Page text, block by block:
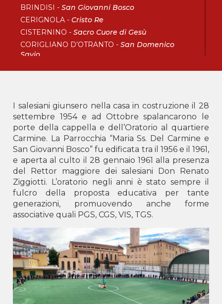
BRINDISI -San Giovanni Bosco
CERIGNOLA -Cristo Re
CISTERNINO -Sacro Cuore di Gesù
CORIGLIANO D’OTRANTO -San Domenico
Savio
TARANTO - San Giovanni Bosco
Calabria
BOVA MARINA -Don Bosco
CORIGLIANO ROSSANO -Maria Ausiliatrice
LOCRI -San Giovanni Bosco
SOVERATO - Beato Michele Rua
VIBO VALENTIA -Santa Maria del Soccorso
Delegazione AKM
Albania
LUSHNJË -Shën Pjetri dhe Pali
SCUTARI -B.V. Buon Consiglio
TIRANA -San Giovanni Bosco
Kosovo
I salesiani giunsero nella casa in costruzione il 28
settembre 1954 e ad Ottobre spalancarono le
porte della cappella e dell’Oratorio al quartiere
Carmine. La Parrocchia “Maria Ss. Del Carmine e
San Giovanni Bosco” fu edificata tra il 1956 e il 1961,
e aperta al culto il 28 gennaio 1961 alla presenza
del Rettor maggiore dei salesiani Don Renato
Ziggiotti. L’oratorio negli anni è stato sempre il
fulcro della proposta educativa per tante
generazioni, promuovendo anche forme
associative quali PGS, CGS, VIS, TGS.